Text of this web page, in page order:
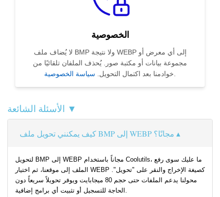
الخصوصية
لا يُضاف ملف BMP ولا نتيجة WEBP إلى أي معرض أو
مجموعة بيانات أو مكتبة صور. يُحذف الملفان تلقائيًا من
خوادمنا بعد اكتمال التحويل. سياسة الخصوصية .
الأسئلة الشائعة ▼
كيف يمكنني تحويل ملف BMP إلى WEBP مجانًا؟
لتحويل BMP إلى WEBP مجاناً باستخدام Coolutils، ما عليك سوى رفع
الملف إلى موقعنا، ثم اختيار WEBP كصيغة الإخراج والنقر على "تحويل".
محولنا يدعم الملفات حتى حجم 80 ميجابايت ويوفر تحويلاً سريعاً دون
الحاجة للتسجيل أو تثبيت أي برامج إضافية.